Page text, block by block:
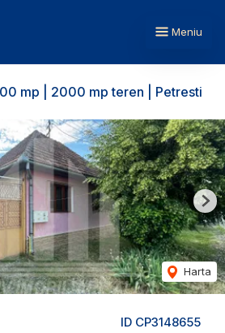
Meniu
mp | 2000 mp teren | Petresti
ID CP3148655
Harta